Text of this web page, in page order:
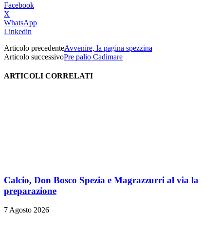
Facebook
X
WhatsApp
Linkedin
Articolo precedenteAvvenire, la pagina spezzina
Articolo successivoPre palio Cadimare
ARTICOLI CORRELATI
Calcio, Don Bosco Spezia e Magrazzurri al via la
preparazione
7 Agosto 2026